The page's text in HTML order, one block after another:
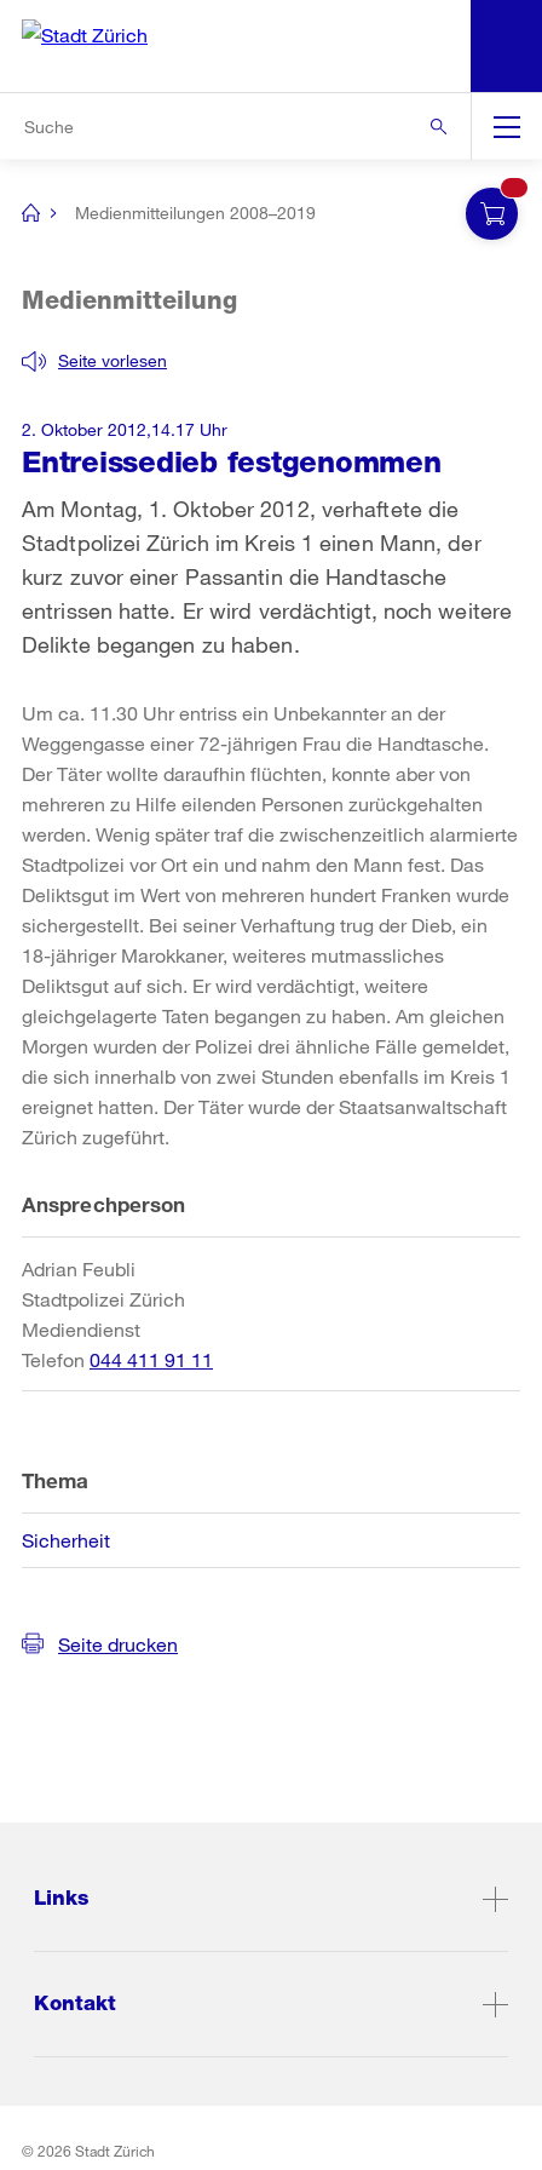
Navigation
[no
Medienmitteilungen 2008–2019
Entreissedieb festgenommen
Seite vorlesen
Medienmitteilung
Am Montag, 1. Oktober 2012, verhaftete die
Stadtpolizei Zürich im Kreis 1 einen Mann, der
kurz zuvor einer Passantin die Handtasche
entrissen hatte. Er wird verdächtigt, noch weitere
Delikte begangen zu haben.
2. Oktober 2012,14.17 Uhr
Um ca. 11.30 Uhr entriss ein Unbekannter an der
Weggengasse einer 72-jährigen Frau die Handtasche.
Der Täter wollte daraufhin flüchten, konnte aber von
mehreren zu Hilfe eilenden Personen zurückgehalten
werden. Wenig später traf die zwischenzeitlich alarmierte
Stadtpolizei vor Ort ein und nahm den Mann fest. Das
Deliktsgut im Wert von mehreren hundert Franken wurde
sichergestellt. Bei seiner Verhaftung trug der Dieb, ein
18-jähriger Marokkaner, weiteres mutmassliches
Deliktsgut auf sich. Er wird verdächtigt, weitere
gleichgelagerte Taten begangen zu haben. Am gleichen
Morgen wurden der Polizei drei ähnliche Fälle gemeldet,
die sich innerhalb von zwei Stunden ebenfalls im Kreis 1
ereignet hatten. Der Täter wurde der Staatsanwaltschaft
Zürich zugeführt.
Weitere
Informationen
Ansprechperson
Adrian Feubli
Stadtpolizei Zürich
Mediendienst
Telefon 044 411 91 11
Thema
Sicherheit
Seite drucken
Links
Kontakt
© 2026 Stadt Zürich